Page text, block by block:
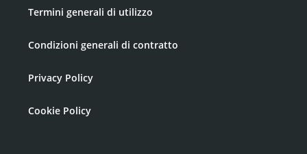
Termini generali di utilizzo
Condizioni generali di contratto
Privacy Policy
Cookie Policy